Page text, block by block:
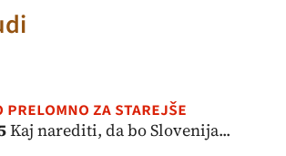
za starejše
Kaj narediti, da bo Slovenija...